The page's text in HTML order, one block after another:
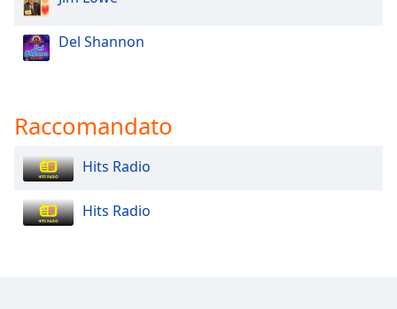
Area
Background
Color
Font
Size
Del Shannon
Raccomandato
Hits Radio
Hits Radio